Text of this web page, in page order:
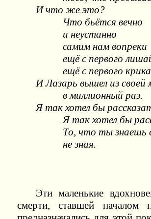
И что же это?
Что бьётся вечно
и неустанно
самим нам вопреки
ещё с первого
ещё с первого
И Лазарь вышел из своей
в миллионный раз.
Я так хотел бы
Я так хотел бы
То, что ты знаешь
не зная.
Эти маленькие
смерти, ставшей